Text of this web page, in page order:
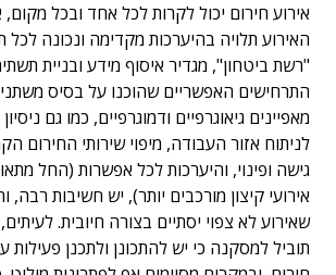
אירוע חירום יכול לקרות לכל אחד ובכל
האירוע תלויה בהיערכות מקדימה ונכונה לכל
"רשת ביטחון", מגדיר איסוף מידע ובניית
התרחישים האפשריים שהוכנו על בסיס
מאפיינים גיאוגרפיים ודמוגרפיים, כמו גם
לניתוח אזור העבודה, מיפוי שירותי החירום
גישה ופינוי, והיערכות לכל אפשרות (החל
אירועי קיצון מורכבים יותר), יש חשיבות רבה,
שאירוע לא צפוי יסתיים בצורה חיובית.
תוביל למסקנה כי יש להתכונן ולתכנן